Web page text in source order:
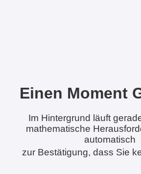
Einen Moment
Im Hintergrund läuft
mathematische
automatisch
zur Bestätigung, dass Sie